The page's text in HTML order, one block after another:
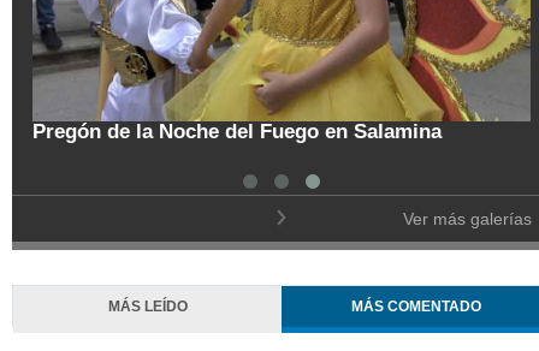
Pregón de la Noche del Fuego en Salamina
Ver más galerías
MÁS LEÍDO MÁS COMENTADO